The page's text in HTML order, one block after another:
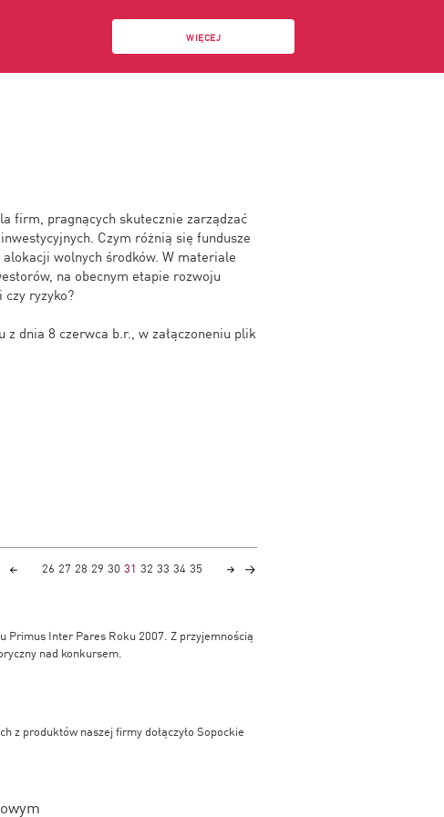
WIĘCEJ
firm, pragnących skutecznie zarządzać
Czym różnią się fundusze
wolnych środków. W materiale
na obecnym etapie rozwoju
ryzyko?
dnia 8 czerwca b.r., w załączoneniu plik
26 27 28 29 30 31 32 33 34 35
Primus Inter Pares Roku 2007. Z przyjemnością
nad konkursem.
z produktów naszej firmy dołączyło Sopockie